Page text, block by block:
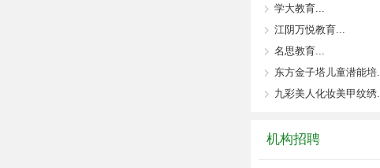
学大教育...
江阴万悦教育...
名思教育...
东方金子塔儿童潜能培
九彩美人化妆美甲纹绣
机构招聘